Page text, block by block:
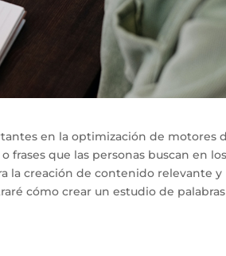
en la optimización de motores
frases que las personas buscan en los
la creación de contenido relevante y
cómo crear un estudio de palabras